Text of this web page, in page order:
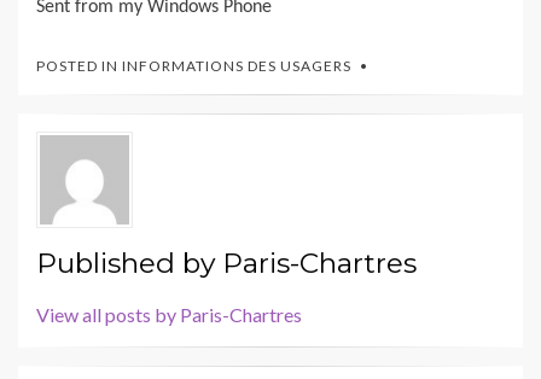
Sent from my Windows Phone
POSTED IN INFORMATIONS DES USAGERS
Published by Paris-Chartres
View all posts by Paris-Chartres